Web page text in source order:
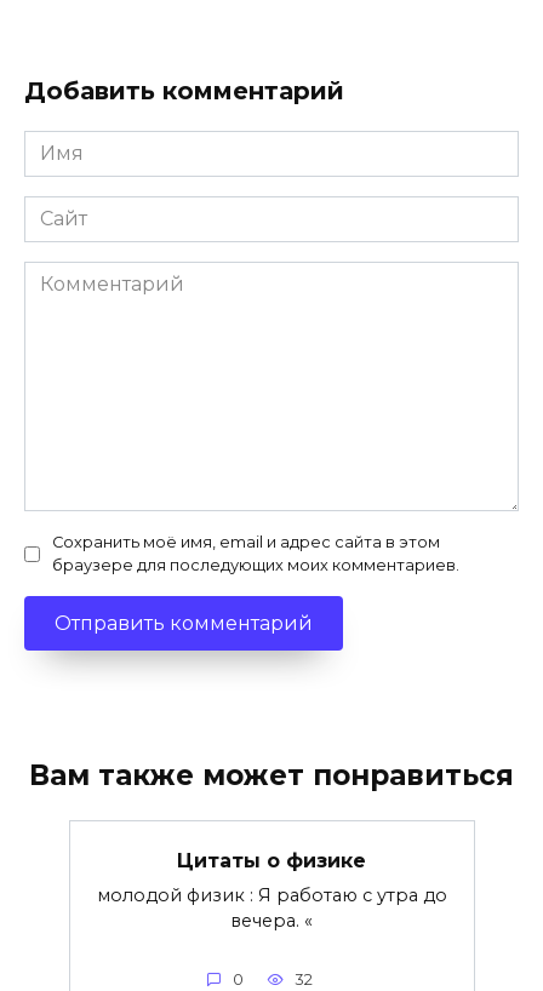
Добавить комментарий
Имя
*
Сайт
Комментарий
Сохранить моё имя, email и адрес сайта в этом
браузере для последующих моих комментариев.
Вам также может понравиться
Цитаты о физике
молодой физик : Я работаю с утра до
вечера. «
0 32